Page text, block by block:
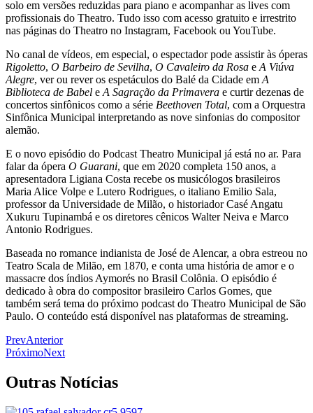
solo em versões reduzidas para piano e acompanhar as lives com
profissionais do Theatro. Tudo isso com acesso gratuito e irrestrito
nas páginas do Theatro no Instagram, Facebook ou YouTube.
No canal de vídeos, em especial, o espectador pode assistir às óperas
Rigoletto, O Barbeiro de Sevilha, O Cavaleiro da Rosa e A Viúva
Alegre, ver ou rever os espetáculos do Balé da Cidade em A
Biblioteca de Babel e A Sagração da Primavera e curtir dezenas de
concertos sinfônicos como a série Beethoven Total, com a Orquestra
Sinfônica Municipal interpretando as nove sinfonias do compositor
alemão.
E o novo episódio do Podcast Theatro Municipal já está no ar. Para
falar da ópera O Guarani, que em 2020 completa 150 anos, a
apresentadora Ligiana Costa recebe os musicólogos brasileiros
Maria Alice Volpe e Lutero Rodrigues, o italiano Emilio Sala,
professor da Universidade de Milão, o historiador Casé Angatu
Xukuru Tupinambá e os diretores cênicos Walter Neiva e Marco
Antonio Rodrigues.
Baseada no romance indianista de José de Alencar, a obra estreou no
Teatro Scala de Milão, em 1870, e conta uma história de amor e o
massacre dos índios Aymorés no Brasil Colônia. O episódio é
dedicado à obra do compositor brasileiro Carlos Gomes, que
também será tema do próximo podcast do Theatro Municipal de São
Paulo. O conteúdo está disponível nas plataformas de streaming.
PrevAnterior
PróximoNext
Outras Notícias